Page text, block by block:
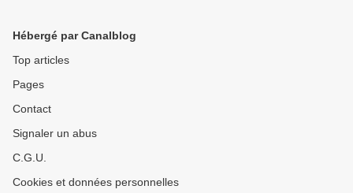
Hébergé par Canalblog
Top articles
Pages
Contact
Signaler un abus
C.G.U.
Cookies et données personnelles